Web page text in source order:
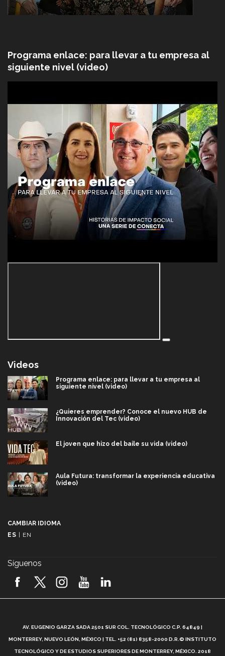
Programa enlace: para llevar a tu empresa al
siguiente nivel (video)
Videos
Programa enlace: para llevar a tu empresa al
siguiente nivel (video)
¿Quieres emprender? Conoce el nuevo HUB de
Innovación del Tec (video)
El joven que hizo del baile su vida (video)
Aula Futura: transformar la experiencia educativa
(video)
2026! (video)
¿Cómo es el Modelo Educativo Tec? (video)
CAMBIAR IDIOMA
ES
EN
Síguenos
AV. EUGENIO GARZA SADA 2501 SUR COL. TECNOLÓGICO C.P. 64849 |
MONTERREY, NUEVO LEÓN, MÉXICO | TEL. +52 (81) 8358-2000 D.R.© INSTITUTO
TECNOLÓGICO Y DE ESTUDIOS SUPERIORES DE MONTERREY, MÉXICO. 2018